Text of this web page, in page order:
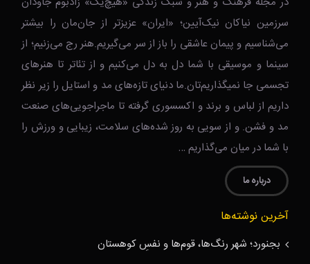
سرزمین نیاکان نیک‌‌‌آیین؛ «ایران» عزیزتر از جان‌مان را بیشتر
می‌شناسیم و پیمان عاشقی را باز از سر می‌گیریم.هنر رج می‌زنیم؛ از
سینما و موسیقی با شما دل به دل می‌کنیم و از تئاتر تا هنرهای
تجسمی جا نمیگذاریم‌تان.ما دنیای تازه‌های مد و استایل را زیر نظر
داریم از لباس و برند و اکسسوری گرفته تا ماجراجویی‌های صنعت
مد و فشن. و از سویی به روز شده‌های سلامت، زیبایی و ورزش را
با شما در میان می‌گذاریم …
درباره ما
آخرین نوشته‌ها
بجنورد؛ شهر رنگ‌ها، قوم‌ها و نفسِ کوهستان